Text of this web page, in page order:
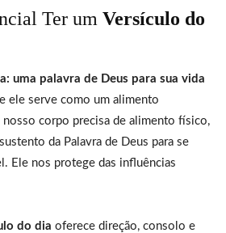
Ter um Versículo do
uma palavra de Deus para sua vida
ele serve como um alimento
corpo precisa de alimento físico,
da Palavra de Deus para se
Ele nos protege das influências
do dia oferece direção, consolo e